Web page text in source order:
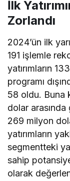
İlk
Zorlandı
2024’ün ilk
191 işlemle
yatırımların
programı
58 oldu. Buna
dolar arasında
269 milyon
yatırımların
segmentteki
sahip
olarak